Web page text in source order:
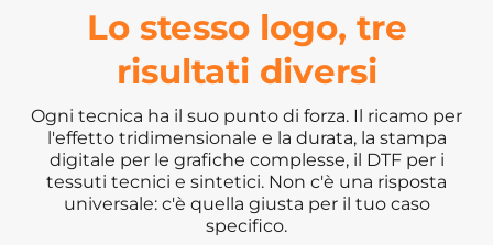
Lo stesso logo, tre
risultati diversi
Ogni tecnica ha il suo punto di forza. Il ricamo per
l'effetto tridimensionale e la durata, la stampa
digitale per le grafiche complesse, il DTF per i
tessuti tecnici e sintetici. Non c'è una risposta
universale: c'è quella giusta per il tuo caso
specifico.